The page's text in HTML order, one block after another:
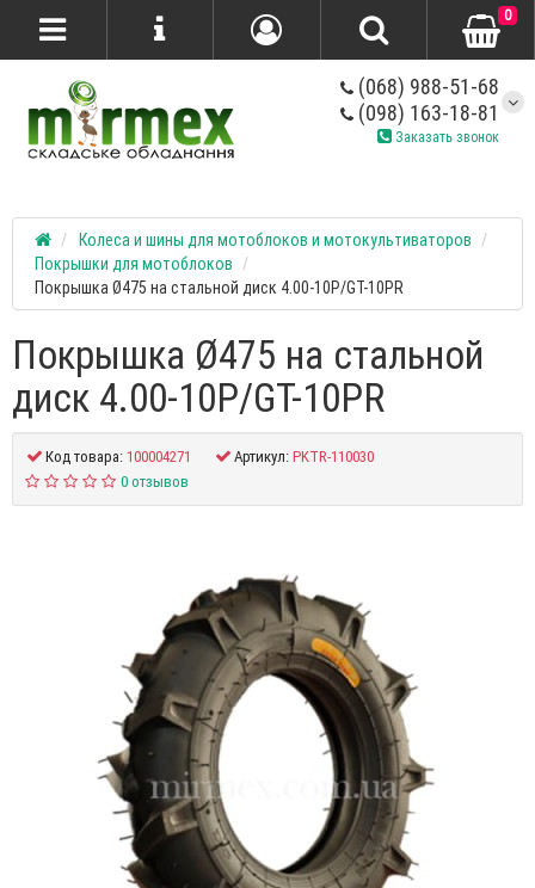
(068) 988-51-68
(098) 163-18-81
Заказать звонок
0
Колеса и шины для мотоблоков и мотокультиваторов
Покрышки для мотоблоков
Покрышка Ø475 на стальной диск 4.00-10P/GT-10PR
Покрышка Ø475 на стальной
диск 4.00-10P/GT-10PR
Код товара:100004271 Артикул:PKTR-110030
0 отзывов